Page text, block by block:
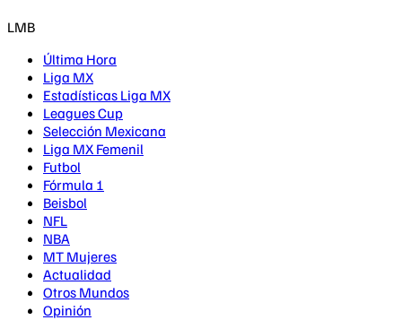
LMB
Última Hora
Liga MX
Estadísticas Liga MX
Leagues Cup
Selección Mexicana
Liga MX Femenil
Futbol
Fórmula 1
Beisbol
NFL
NBA
MT Mujeres
Actualidad
Otros Mundos
Opinión